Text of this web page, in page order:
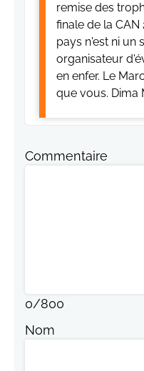
remise des
finale de la
pays n'est ni un
organisateur
en enfer. Le
que vous. Dima
Commentaire
0/800
Nom